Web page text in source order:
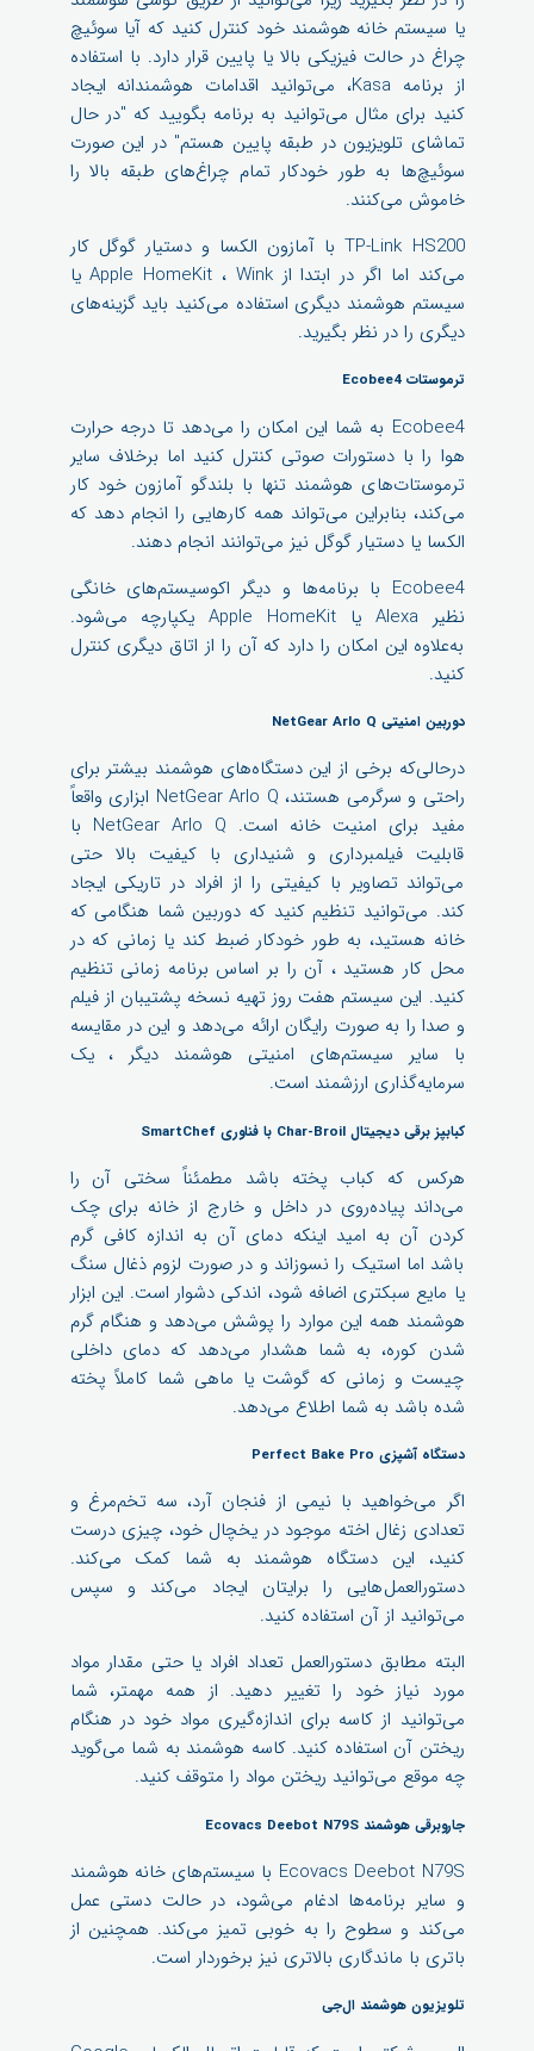
یا سیستم خانه هوشمند خود کنترل کنید که آیا سوئیچ
چراغ در حالت فیزیکی بالا یا پایین قرار دارد. با استفاده
از برنامه Kasa، می‌توانید اقدامات هوشمندانه ایجاد
کنید برای مثال می‌توانید به برنامه بگویید که "در حال
تماشای تلویزیون در طبقه پایین هستم" در این صورت
سوئیچ‌ها به طور خودکار تمام چراغ‌های طبقه بالا را
خاموش می‌کنند.
TP-Link HS200 با آمازون الکسا و دستیار گوگل کار
می‌کند اما اگر در ابتدا از Apple HomeKit ، Wink یا
سیستم هوشمند دیگری استفاده می‌کنید باید گزینه‌های
دیگری را در نظر بگیرید.
ترموستات Ecobee4
Ecobee4 به شما این امکان را می‌دهد تا درجه حرارت
هوا را با دستورات صوتی کنترل کنید اما برخلاف سایر
ترموستات‌های هوشمند تنها با بلندگو آمازون خود کار
می‌کند، بنابراین می‌تواند همه کارهایی را انجام دهد که
الکسا یا دستیار گوگل نیز می‌توانند انجام دهند.
Ecobee4 با برنامه‌ها و دیگر اکوسیستم‌های خانگی
نظیر Alexa یا Apple HomeKit یکپارچه می‌شود.
به‌علاوه این امکان را دارد که آن را از اتاق دیگری کنترل
کنید.
دوربین امنیتی NetGear Arlo Q
درحالی‌که برخی از این دستگاه‌های هوشمند بیشتر برای
راحتی و سرگرمی هستند، NetGear Arlo Q ابزاری واقعاً
مفید برای امنیت خانه است. NetGear Arlo Q با
قابلیت فیلمبرداری و شنیداری با کیفیت بالا حتی
می‌تواند تصاویر با کیفیتی را از افراد در تاریکی ایجاد
کند. می‌توانید تنظیم کنید که دوربین شما هنگامی که
خانه هستید، به طور خودکار ضبط کند یا زمانی که در
محل کار هستید ، آن را بر اساس برنامه زمانی تنظیم
کنید. این سیستم هفت روز تهیه نسخه پشتیبان از فیلم
و صدا را به صورت رایگان ارائه می‌دهد و این در مقایسه
با سایر سیستم‌های امنیتی هوشمند دیگر ، یک
سرمایه‌گذاری ارزشمند است.
کبابپز برقی دیجیتال Char-Broil با فناوری SmartChef
هرکس که کباب پخته باشد مطمئناً سختی آن را
می‌داند پیاده‌روی در داخل و خارج از خانه برای چک
کردن آن به امید اینکه دمای آن به اندازه کافی گرم
باشد اما استیک را نسوزاند و در صورت لزوم ذغال سنگ
یا مایع سبکتری اضافه شود، اندکی دشوار است. این ابزار
هوشمند همه این موارد را پوشش می‌دهد و هنگام گرم
شدن کوره، به شما هشدار می‌دهد که دمای داخلی
چیست و زمانی که گوشت یا ماهی شما کاملاً پخته
شده باشد به شما اطلاع می‌دهد.
دستگاه آشپزی Perfect Bake Pro
اگر می‌خواهید با نیمی از فنجان آرد، سه تخم‌مرغ و
تعدادی زغال اخته موجود در یخچال خود، چیزی درست
کنید، این دستگاه هوشمند به شما کمک می‌کند.
دستورالعمل‌هایی را برایتان ایجاد می‌کند و سپس
می‌توانید از آن استفاده کنید.
البته مطابق دستورالعمل تعداد افراد یا حتی مقدار مواد
مورد نیاز خود را تغییر دهید. از همه مهمتر، شما
می‌توانید از کاسه برای اندازه‌گیری مواد خود در هنگام
ریختن آن استفاده کنید. کاسه هوشمند به شما می‌گوید
چه موقع می‌توانید ریختن مواد را متوقف کنید.
جاروبرقی هوشمند Ecovacs Deebot N79S
Ecovacs Deebot N79S با سیستم‌های خانه هوشمند
و سایر برنامه‌ها ادغام می‌شود، در حالت دستی عمل
می‌کند و سطوح را به خوبی تمیز می‌کند. همچنین از
باتری با ماندگاری بالاتری نیز برخوردار است.
تلویزیون هوشمند ال‌جی